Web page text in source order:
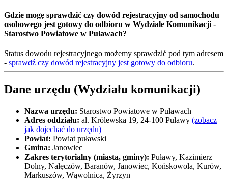
Gdzie mogę sprawdzić czy dowód rejestracyjny od samochodu
osobowego jest gotowy do odbioru w Wydziale Komunikacji -
Starostwo Powiatowe w Puławach?
Status dowodu rejestracyjnego możemy sprawdzić pod tym adresem
- sprawdź czy dowód rejestracyjny jest gotowy do odbioru.
Dane urzędu (Wydziału komunikacji)
Nazwa urzędu: Starostwo Powiatowe w Puławach
Adres oddziału: al. Królewska 19, 24-100 Puławy (zobacz
jak dojechać do urzędu)
Powiat: Powiat puławski
Gmina: Janowiec
Zakres terytorialny (miasta, gminy): Puławy, Kazimierz
Dolny, Nałęczów, Baranów, Janowiec, Końskowola, Kurów,
Markuszów, Wąwolnica, Żyrzyn